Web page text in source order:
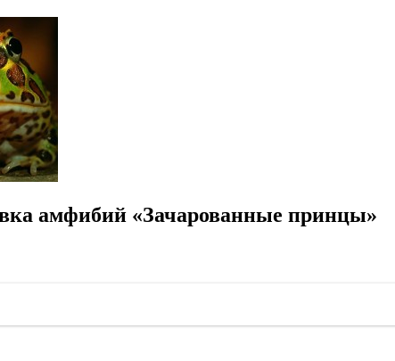
амфибий «Зачарованные принцы»